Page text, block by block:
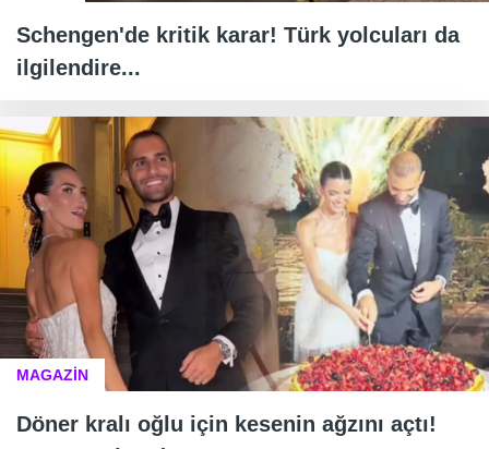
Schengen'de kritik karar! Türk yolcuları da
ilgilendire...
MAGAZİN
Döner kralı oğlu için kesenin ağzını açtı!